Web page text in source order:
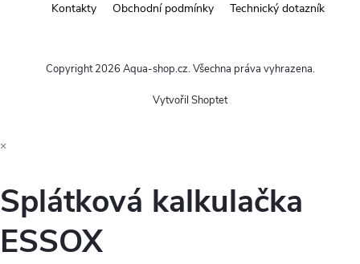
Kontakty Obchodní podmínky Technický dotazník
Vytvořil Shoptet
Copyright 2026 Aqua-shop.cz. Všechna práva vyhrazena.
×
Splátková kalkulačka
ESSOX